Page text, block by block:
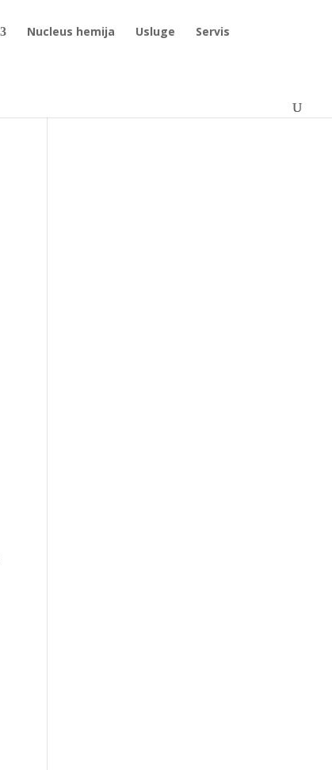
Nucleus hemija Usluge Servis